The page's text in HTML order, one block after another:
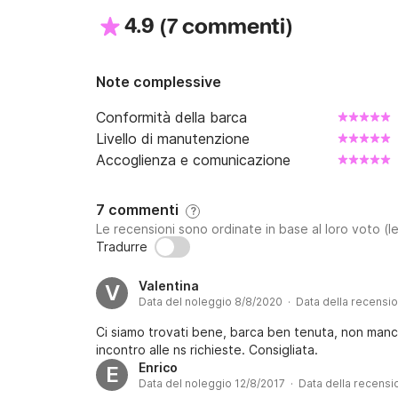
LENZUOLA ASCIUGAMANI € 25,00 a persona
BASE.
Palermo, Città da una storia millenaria e il
immenso e vario patrimonio artistico
scavi archeologici delle vestigia romane ai
altro.
In Barca da non perdere il Golfo di Mondello,
Isola Delle Femmine con il suo isolotto.
Dalla base e' facile raggiungere le favolose
Lipari e Panarea e le isole Egadi: Levanzo,
Inoltre è possibile visitare le bellissime
Castellammare del Golfo, San Vito Lo Capo,
Marsala e tante altre.
4.9 (7 commenti)
Note complessive
Conformità della barca
Livello di manutenzione
Accoglienza e comunicazione
7 commenti ?
Le recensioni sono ordinate in base al loro voto
Tradurre
V Valentina
Data del noleggio 8/8/2020 · Data della
Ci siamo trovati bene, barca ben tenuta, non
incontro alle ns richieste. Consigliata.
E Enrico
Data del noleggio 12/8/2017 · Data della